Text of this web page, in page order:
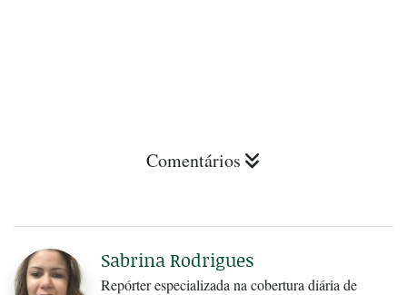
Comentários
Sabrina Rodrigues
Repórter especializada na cobertura diária de